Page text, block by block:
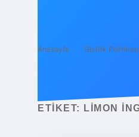
Anasayfa Gizlilik Politikası
ETIKET: LIMON